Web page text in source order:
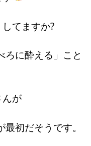
てますか?
ろに酔える」こと
が
初だそうです。